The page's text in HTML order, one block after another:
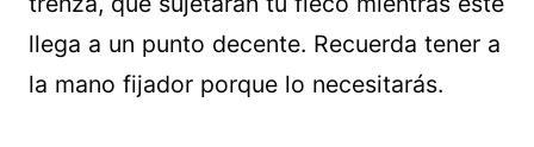
llega a un punto decente. Recuerda tener a
la mano fijador porque lo necesitarás.